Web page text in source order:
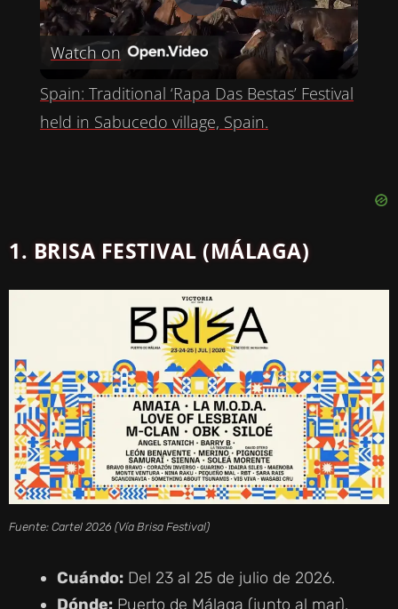
P
A
I
D
E
O
Watch on
Spain: Traditional ‘Rapa Das Bestas’ Festival
held in Sabucedo village, Spain.
1. BRISA FESTIVAL (MÁLAGA)
Fuente: Cartel 2026 (Vía Brisa Festival)
Cuándo: Del 23 al 25 de julio de 2026.
Dónde: Puerto de Málaga (junto al mar).